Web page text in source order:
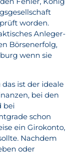
worden.
Anleger-
Börsenerfolg,
wenn sie
ist der ideale
bei den
bei
schon
ein Girokonto,
Nachdem
oder